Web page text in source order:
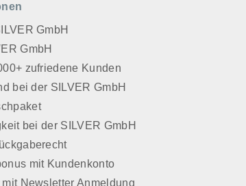
GmbH
GmbH
zufriedene Kunden
bei der SILVER GmbH
bei der SILVER GmbH
mit Kundenkonto
Newsletter Anmeldung